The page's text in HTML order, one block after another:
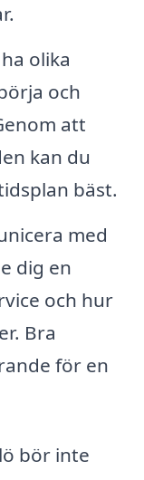
olika
och
att
kan du
bäst.
med
dig en
och hur
Bra
för en
bör inte